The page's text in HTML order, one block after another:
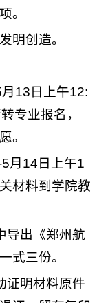
。
明创造。
13日上午12:
专业报名，
。
月14日上午1
材料到学院教
导出《郑州航
式三份。
证明材料原件